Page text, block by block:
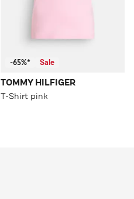
-65%* Sale
TOMMY HILFIGER
T-Shirt pink